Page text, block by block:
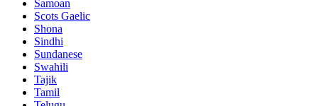
Samoan
Scots Gaelic
Shona
Sindhi
Sundanese
Swahili
Tajik
Tamil